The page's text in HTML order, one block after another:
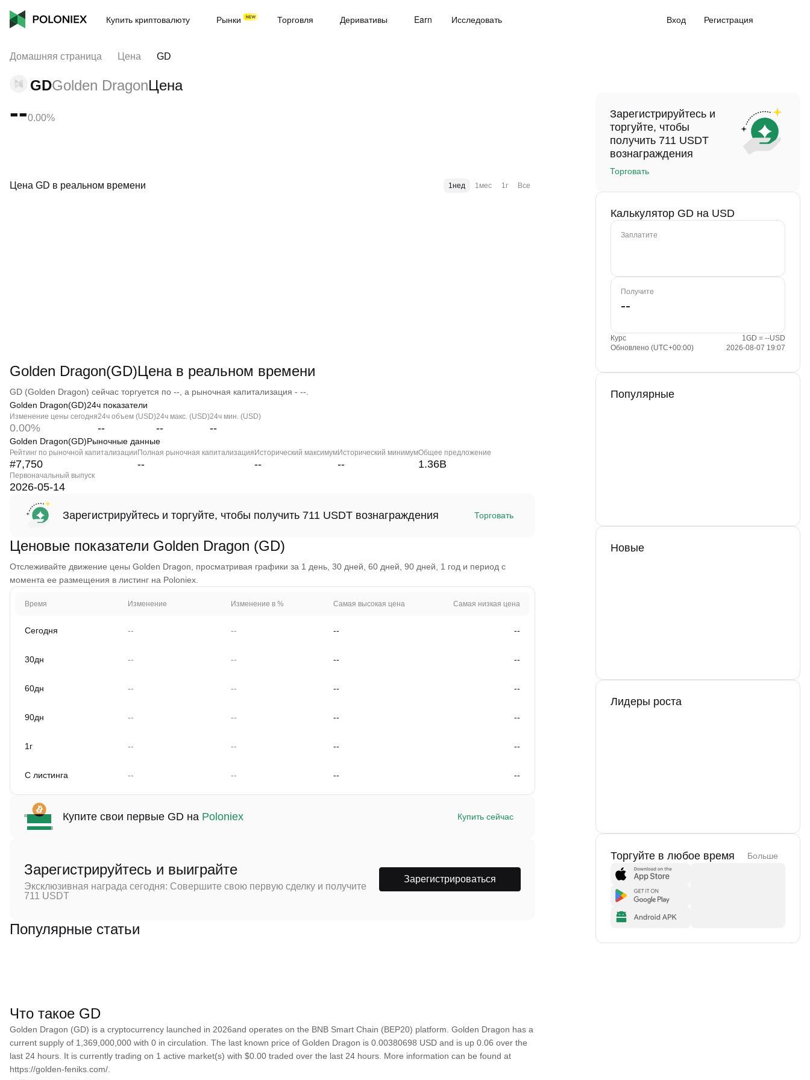
Купить криптовалюту Рынки Торговля Деривативы Earn Исследовать Вход Регистрация
Домашняя страница Цена GD
GDGolden DragonЦена
--0.00%
Цена GD в реальном времени 1нед 1мес 1г Все
Golden Dragon(GD)Цена в реальном времени
GD (Golden Dragon) сейчас торгуется по --, а рыночная капитализация - --.
Golden Dragon(GD)24ч показатели
Изменение цены сегодня
0.00%
24ч объем (USD)
--
24ч макс. (USD)
--
24ч мин. (USD)
--
Golden Dragon(GD)Рыночные данные
Рейтинг по рыночной капитализации
#7,750
Полная рыночная капитализация
--
Исторический максимум
--
Исторический минимум
--
Общее предложение
1.36B
Первоначальный выпуск
2026-05-14
Зарегистрируйтесь и торгуйте, чтобы получить 711 USDT вознаграждения Торговать
Ценовые показатели Golden Dragon (GD)
Отслеживайте движение цены Golden Dragon, просматривая графики за 1 день, 30 дней, 60 дней, 90 дней, 1 год и период с
момента ее размещения в листинг на Poloniex.
Время Изменение Изменение в % Самая высокая цена Самая низкая цена
Сегодня -- -- -- --
30дн -- -- -- --
60дн -- -- -- --
90дн -- -- -- --
1г -- -- -- --
С листинга -- -- -- --
Купите свои первые GD на Poloniex Купить сейчас
Зарегистрируйтесь и выиграйте
Эксклюзивная награда сегодня: Совершите свою первую сделку и получите
711 USDT
Зарегистрироваться
Популярные статьи
Что такое GD
Golden Dragon (GD) is a cryptocurrency launched in 2026and operates on the BNB Smart Chain (BEP20) platform. Golden Dragon has a
current supply of 1,369,000,000 with 0 in circulation. The last known price of Golden Dragon is 0.00380698 USD and is up 0.06 over the
last 24 hours. It is currently trading on 1 active market(s) with $0.00 traded over the last 24 hours. More information can be found at
https://golden-feniks.com/.
Зарегистрируйтесь и
торгуйте, чтобы
получить 711 USDT
вознаграждения
Торговать
Калькулятор GD на USD
Заплатите
Получите
Курс
1GD = --USD
Обновлено (UTC+00:00)
2026-08-07 19:07
Популярные
Новые
Лидеры роста
Торгуйте в любое время Больше